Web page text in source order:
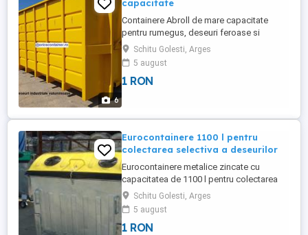
6
capacitate
Containere Abroll de mare capacitate
pentru rumegus, deseuri feroase si
neferoase Acestea sunt fabricate din otel
de inalta calitate, cu grosimea tablei
cuprinsa intre 3 si 5 mm. Peretii sunt intariti
cu profile din profil U ambutisat 80x50x3
Schitu Golesti, Arges
5 august
1 RON
Eurocontainere 1100 l pentru
colectarea selectiva a deseurilor
Eurocontainere metalice zincate cu
capacitatea de 1100 l pentru colectarea
selectiva a desurilor. Acestea sunt
construite in 3 variante: - cu fanta pentru
colecatrea cartoanleor/hartiei cu capac
albastru - cu 2 orificii pentru colectarea
Schitu Golesti, Arges
5 august
1 RON